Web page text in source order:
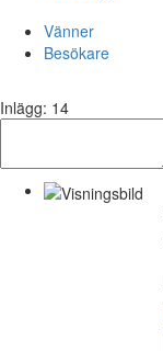
Vänner
Besökare
Inlägg: 14